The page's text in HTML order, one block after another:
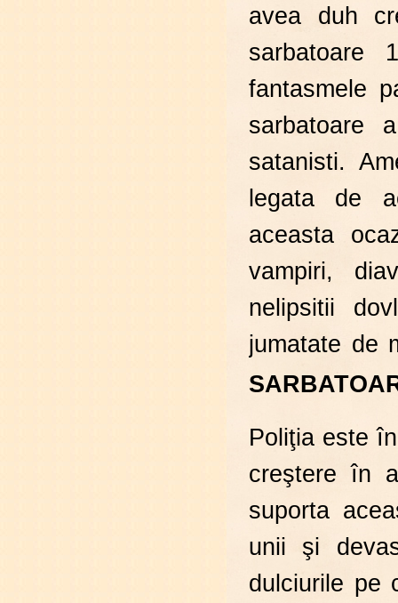
avea duh
sarbatoare
fantasmele
sarbatoare
satanisti.
legata de
aceasta
vampiri,
nelipsitii
jumatate de
Poliţia este
creştere în
suporta
unii şi
dulciurile pe